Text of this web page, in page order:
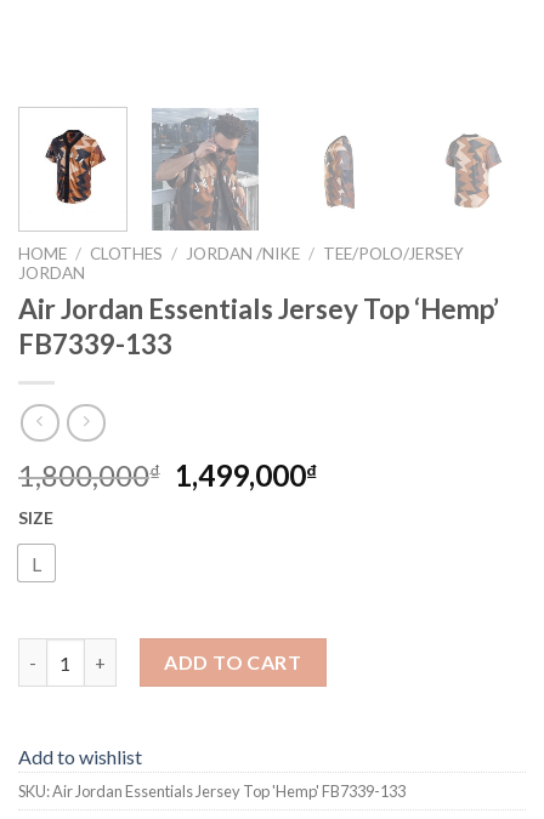
HOME / CLOTHES / JORDAN /NIKE / TEE/POLO/JERSEY
JORDAN
Air Jordan Essentials Jersey Top ‘Hemp’
FB7339-133
1,800,000₫ 1,499,000₫
SIZE
L
ADD TO CART
Add to wishlist
SKU:Air Jordan Essentials Jersey Top 'Hemp' FB7339-133